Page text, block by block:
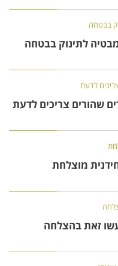
לתינוק בבטחה
שהורים צריכים לדעת
מוצלחת
זאת בהצלחה